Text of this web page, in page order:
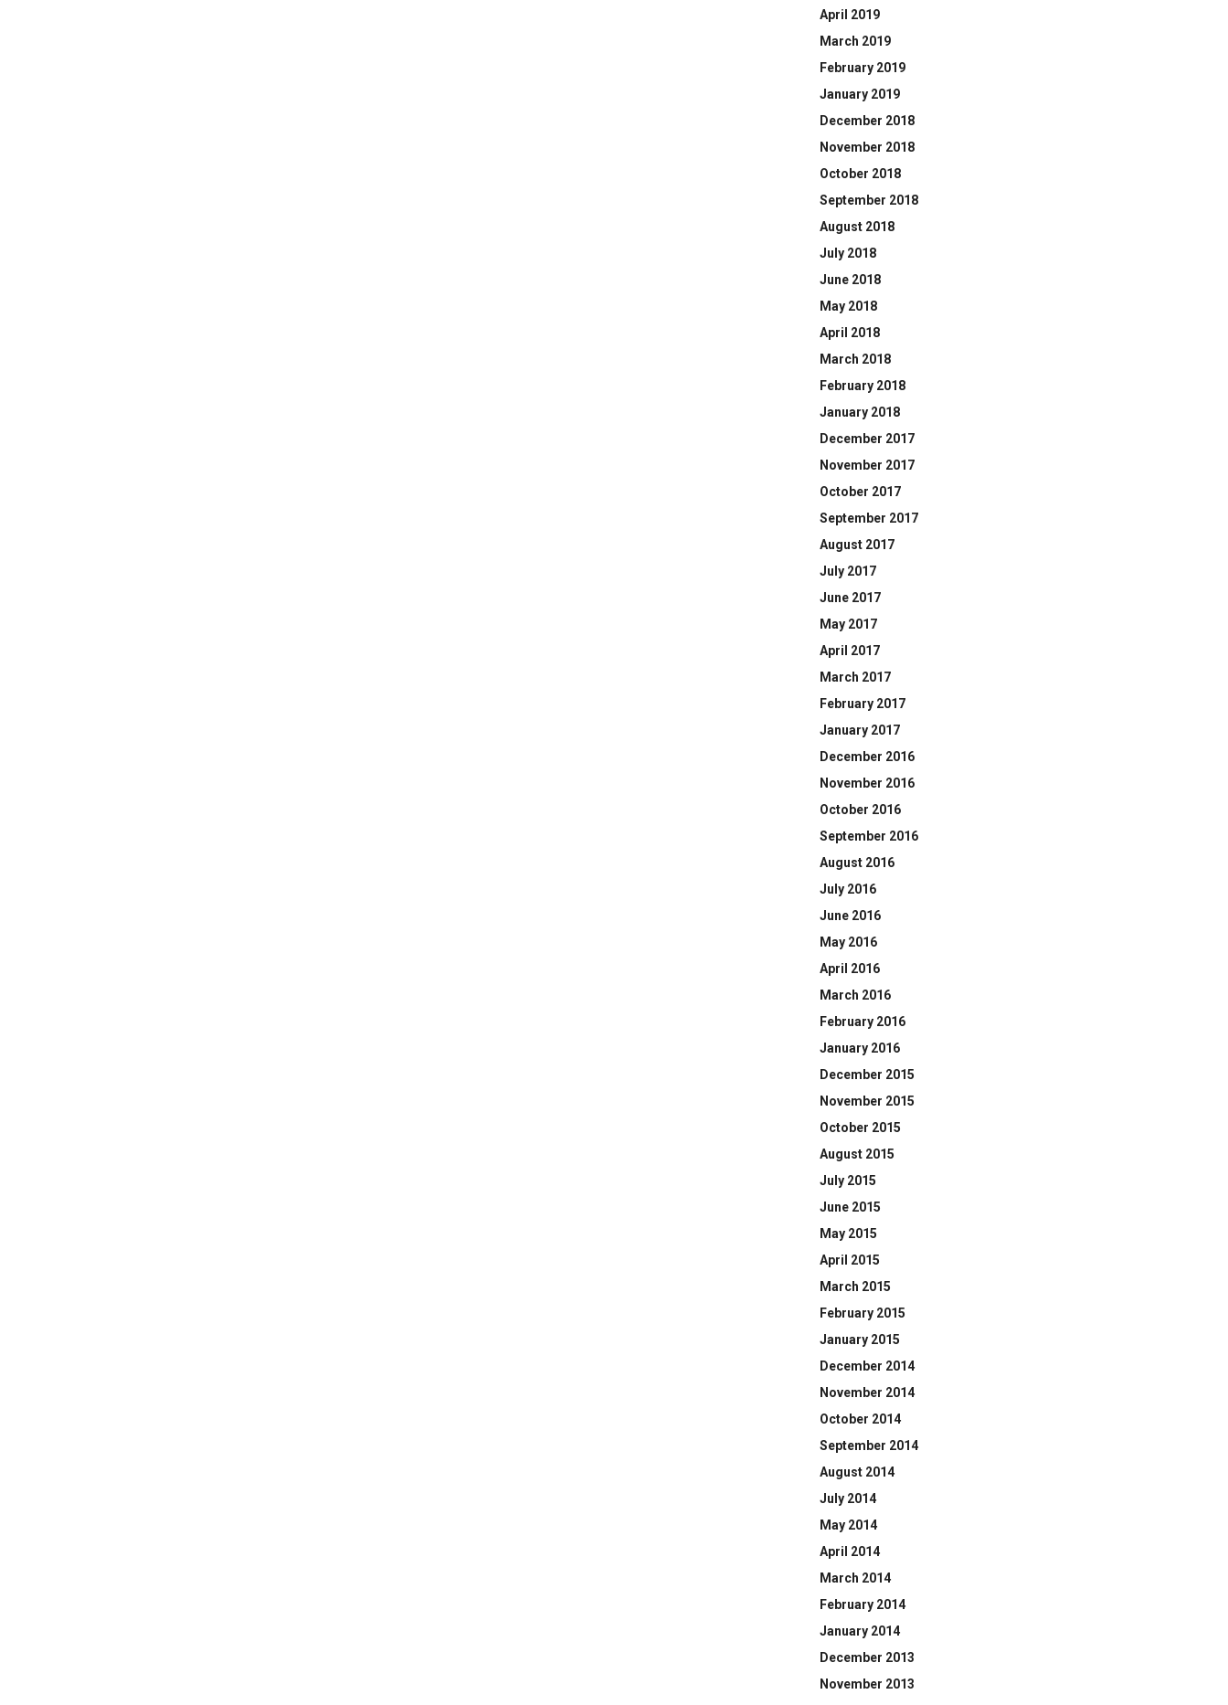
April 2019
March 2019
February 2019
January 2019
December 2018
November 2018
October 2018
September 2018
August 2018
July 2018
June 2018
May 2018
April 2018
March 2018
February 2018
January 2018
December 2017
November 2017
October 2017
September 2017
August 2017
July 2017
June 2017
May 2017
April 2017
March 2017
February 2017
January 2017
December 2016
November 2016
October 2016
September 2016
August 2016
July 2016
June 2016
May 2016
April 2016
March 2016
February 2016
January 2016
December 2015
November 2015
October 2015
August 2015
July 2015
June 2015
May 2015
April 2015
March 2015
February 2015
January 2015
December 2014
November 2014
October 2014
September 2014
August 2014
July 2014
May 2014
April 2014
March 2014
February 2014
January 2014
December 2013
November 2013